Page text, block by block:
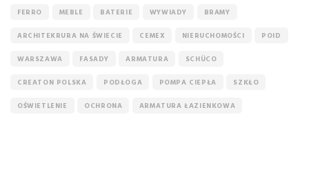
FERRO MEBLE BATERIE WYWIADY BRAMY
ARCHITEKRURA NA ŚWIECIE CEMEX NIERUCHOMOŚCI POID
WARSZAWA FASADY ARMATURA SCHÜCO
CREATON POLSKA PODŁOGA POMPA CIEPŁA SZKŁO
OŚWIETLENIE OCHRONA ARMATURA ŁAZIENKOWA